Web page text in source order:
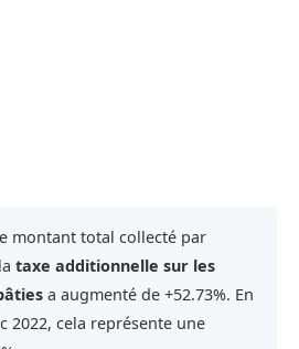
montant total collecté par
taxe additionnelle sur les
a augmenté de +52.73%. En
2022, cela représente une